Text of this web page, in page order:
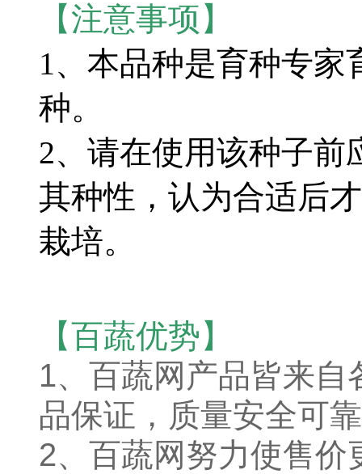
【注意事项】
1、本品种是育种专
种。
2、请在使用该种子前
其种性，认为合适后
栽培。
【百蔬优势】
1、 百蔬网产品皆来自
品保证，质量安全可靠
2、百蔬网努力使售